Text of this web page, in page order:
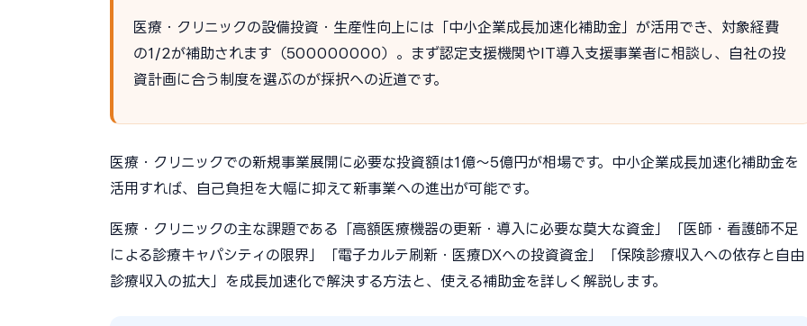
医療・クリニックの設備投資・生産性向上には「中小企業成長加速化補助金」が活用でき、対象経費
の1/2が補助されます（500000000）。まず認定支援機関やIT導入支援事業者に相談し、自社の投
資計画に合う制度を選ぶのが採択への近道です。
医療・クリニックでの新規事業展開に必要な投資額は1億〜5億円が相場です。中小企業成長加速化補助金を
活用すれば、自己負担を大幅に抑えて新事業への進出が可能です。
医療・クリニックの主な課題である「高額医療機器の更新・導入に必要な莫大な資金」「医師・看護師不足
による診療キャパシティの限界」「電子カルテ刷新・医療DXへの投資資金」「保険診療収入への依存と自由
診療収入の拡大」を成長加速化で解決する方法と、使える補助金を詳しく解説します。